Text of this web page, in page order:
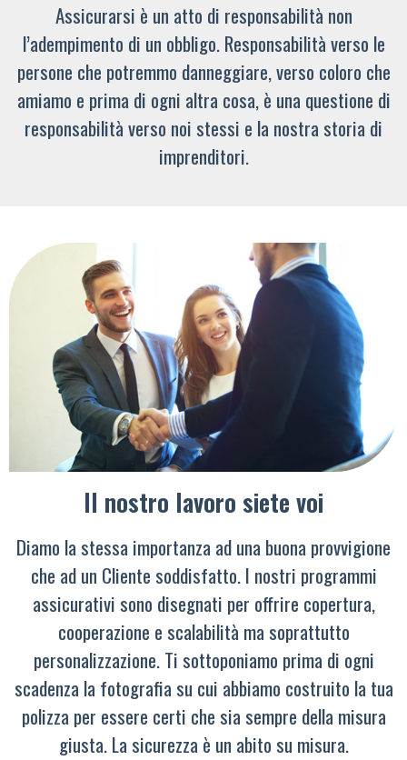
Assicurarsi è un atto di responsabilità non
l’adempimento di un obbligo. Responsabilità verso le
persone che potremmo danneggiare, verso coloro che
amiamo e prima di ogni altra cosa, è una questione di
responsabilità verso noi stessi e la nostra storia di
imprenditori.
Il nostro lavoro siete voi
Diamo la stessa importanza ad una buona provvigione
che ad un Cliente soddisfatto. I nostri programmi
assicurativi sono disegnati per offrire copertura,
cooperazione e scalabilità ma soprattutto
personalizzazione. Ti sottoponiamo prima di ogni
scadenza la fotografia su cui abbiamo costruito la tua
polizza per essere certi che sia sempre della misura
giusta. La sicurezza è un abito su misura.